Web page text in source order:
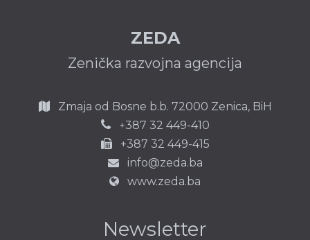
ZEDA
Zenička razvojna agencija
Zmaja od Bosne b.b. 72000 Zenica, BiH
+387 32 449-410
+387 32 449-415
info@zeda.ba
www.zeda.ba
Newsletter